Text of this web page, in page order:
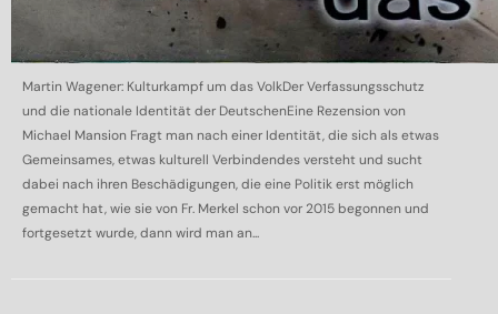
Martin Wagener: Kulturkampf um das VolkDer Verfassungsschutz
und die nationale Identität der DeutschenEine Rezension von
Michael Mansion Fragt man nach einer Identität, die sich als etwas
Gemeinsames, etwas kulturell Verbindendes versteht und sucht
dabei nach ihren Beschädigungen, die eine Politik erst möglich
gemacht hat, wie sie von Fr. Merkel schon vor 2015 begonnen und
fortgesetzt wurde, dann wird man an...